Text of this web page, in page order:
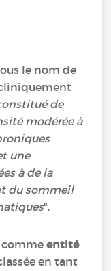
le nom de
de
modérée à
une
à de la
du sommeil
".
comme entité
en tant